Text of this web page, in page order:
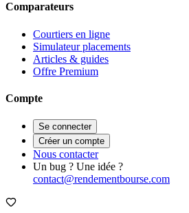
Comparateurs
Courtiers en ligne
Simulateur placements
Articles & guides
Offre Premium
Compte
Se connecter
Créer un compte
Nous contacter
Un bug ? Une idée ?
contact@rendementbourse.com